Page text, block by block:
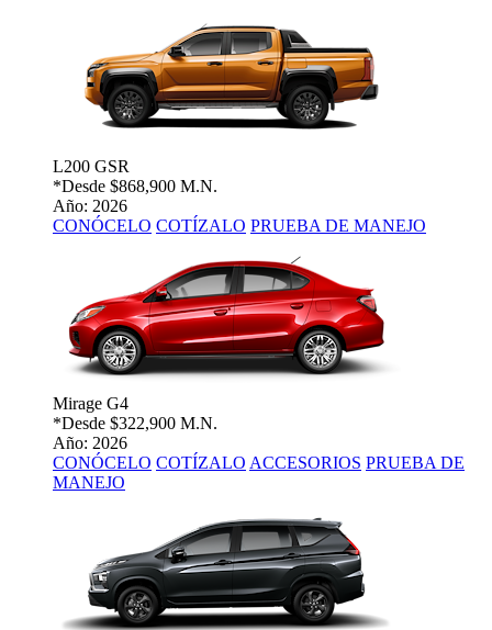
L200 GSR
*Desde $868,900 M.N.
Año: 2026
CONÓCELO COTÍZALO PRUEBA DE MANEJO
Mirage G4
*Desde $322,900 M.N.
Año: 2026
CONÓCELO COTÍZALO ACCESORIOS PRUEBA DE
MANEJO